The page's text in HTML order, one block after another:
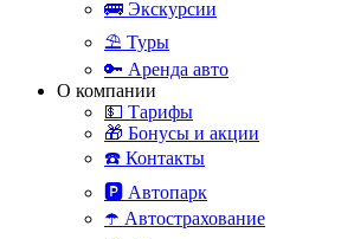
🚌 Экскурсии
⛱️ Туры
🔑 Аренда авто
О компании
💵 Тарифы
🎁 Бонусы и акции
☎️ Контакты
🅿️ Автопарк
☂️ Автострахование